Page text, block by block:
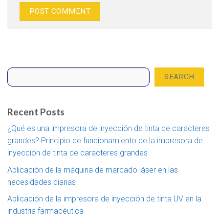
SEARCH
Recent Posts
¿Qué es una impresora de inyección de tinta de caracteres
grandes? Principio de funcionamiento de la impresora de
inyección de tinta de caracteres grandes
Aplicación de la máquina de marcado láser en las
necesidades diarias
Aplicación de la impresora de inyección de tinta UV en la
industria farmacéutica